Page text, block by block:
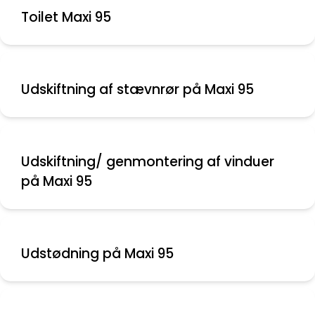
Toilet Maxi 95
Udskiftning af stævnrør på Maxi 95
Udskiftning/ genmontering af vinduer
på Maxi 95
Udstødning på Maxi 95